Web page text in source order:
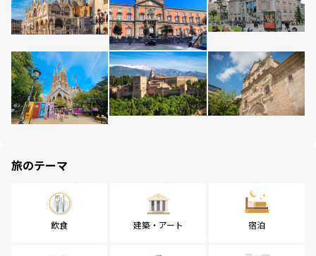
旅のテーマ
飲食 建築・アート 宿泊